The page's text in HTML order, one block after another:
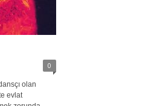
0
olan
evlat